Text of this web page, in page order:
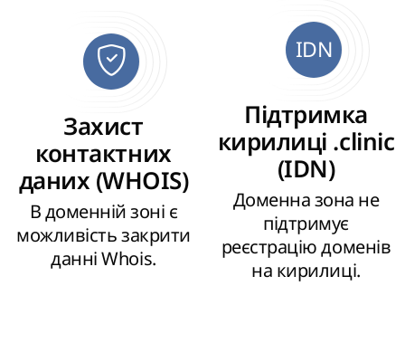
Захист
контактних
даних (WHOIS)
В доменній зоні є
можливість закрити
данні Whois.
IDN
Підтримка
кирилиці .clinic
(IDN)
Доменна зона не
підтримує
реєстрацію доменів
на кирилиці.